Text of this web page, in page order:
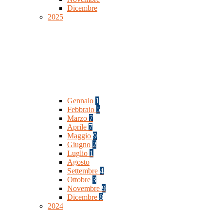
Dicembre
2025
Gennaio 1
Febbraio 5
Marzo 7
Aprile 7
Maggio 9
Giugno 2
Luglio 1
Agosto
Settembre 4
Ottobre 3
Novembre 9
Dicembre 8
2024